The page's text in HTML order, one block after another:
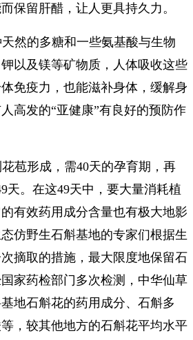
保留肝醋，让人更具持久力。
然的多糖和一些氨基酸与生物
以及镁等矿物质，人体吸收这些
免疫力，也能滋补身体，缓解身
高发的“亚健康”有良好的预防作
苞形成，需40天的孕育期，再
天。在这49天中，要大量消耗植
有效药用成分含量也有极大地影
仿野生石斛基地的专家们根据生
摘取的措施，最大限度地保留石
家药检部门多次检测，中华仙草
地石斛花的药用成分、石斛多
，较其他地方的石斛花平均水平